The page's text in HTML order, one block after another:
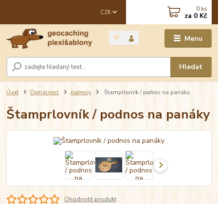
Menu
CZK
Hledat
0 ks
za 0 Kč
Úvod Domácnost podnosy Štamprlovník / podnos na panáky
Štamprlovník / podnos na panáky
Ohodnotit produkt